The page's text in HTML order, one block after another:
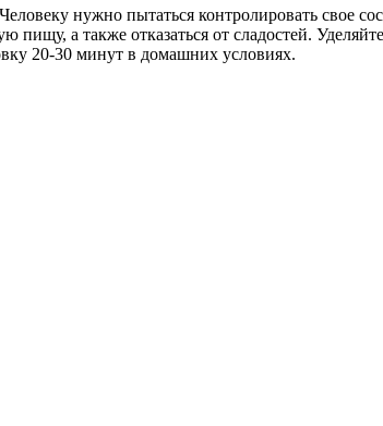
нужно пытаться контролировать свое
а также отказаться от сладостей.
20-30 минут в домашних условиях.